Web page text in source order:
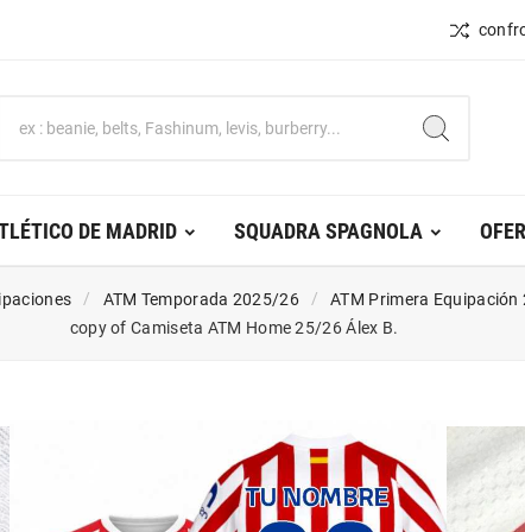
DE MADRID SQUADRA SPAGNOLA
ATM Temporada 2025/26 ATM Primera
copy of Camiseta ATM Home 25/26 Álex B.